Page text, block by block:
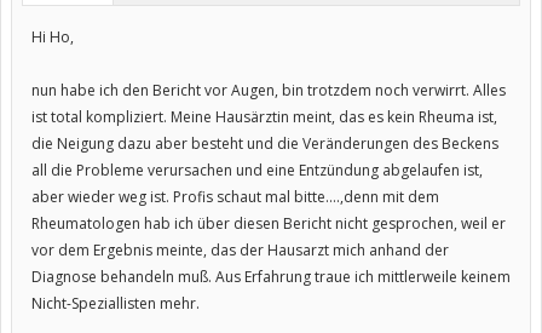
Hi Ho,
nun habe ich den Bericht vor Augen, bin trotzdem noch verwirrt. Alles
ist total kompliziert. Meine Hausärztin meint, das es kein Rheuma ist,
die Neigung dazu aber besteht und die Veränderungen des Beckens
all die Probleme verursachen und eine Entzündung abgelaufen ist,
aber wieder weg ist. Profis schaut mal bitte....,denn mit dem
Rheumatologen hab ich über diesen Bericht nicht gesprochen, weil er
vor dem Ergebnis meinte, das der Hausarzt mich anhand der
Diagnose behandeln muß. Aus Erfahrung traue ich mittlerweile keinem
Nicht-Speziallisten mehr.